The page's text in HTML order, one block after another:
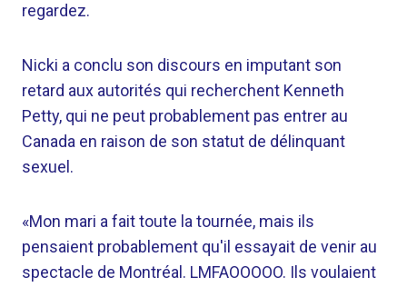
regardez.
Nicki a conclu son discours en imputant son
retard aux autorités qui recherchent Kenneth
Petty, qui ne peut probablement pas entrer au
Canada en raison de son statut de délinquant
sexuel.
«Mon mari a fait toute la tournée, mais ils
pensaient probablement qu'il essayait de venir au
spectacle de Montréal. LMFAOOOOO. Ils voulaient